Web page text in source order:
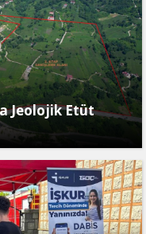
Jeolojik Etüt